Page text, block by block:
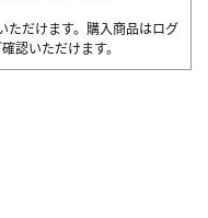
ただけます。購入商品はログ
認いただけます。